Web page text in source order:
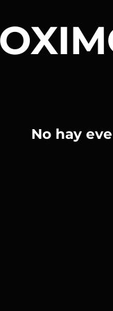
No hay